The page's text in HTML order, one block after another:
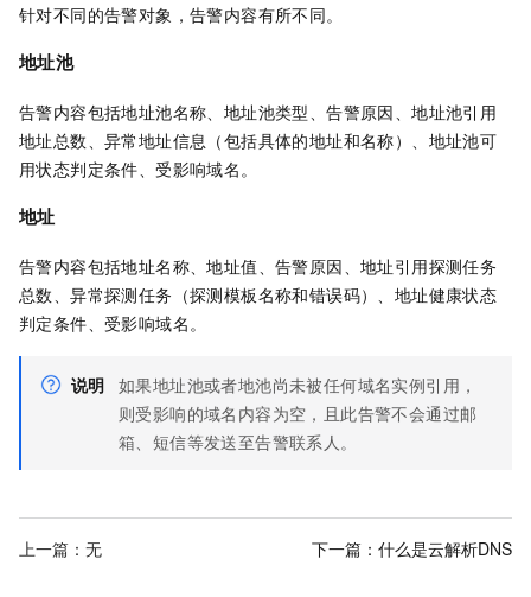
针对不同的告警对象，告警内容有所不同。
地址池
告警内容包括地址池名称、地址池类型、告警原因、地址池引用
地址总数、异常地址信息（包括具体的地址和名称）、地址池可
用状态判定条件、受影响域名。
地址
告警内容包括地址名称、地址值、告警原因、地址引用探测任务
总数、异常探测任务（探测模板名称和错误码）、地址健康状态
判定条件、受影响域名。
说明 如果地址池或者地池尚未被任何域名实例引用，
则受影响的域名内容为空，且此告警不会通过邮
箱、短信等发送至告警联系人。
上一篇：无 下一篇： 什么是云解析DNS